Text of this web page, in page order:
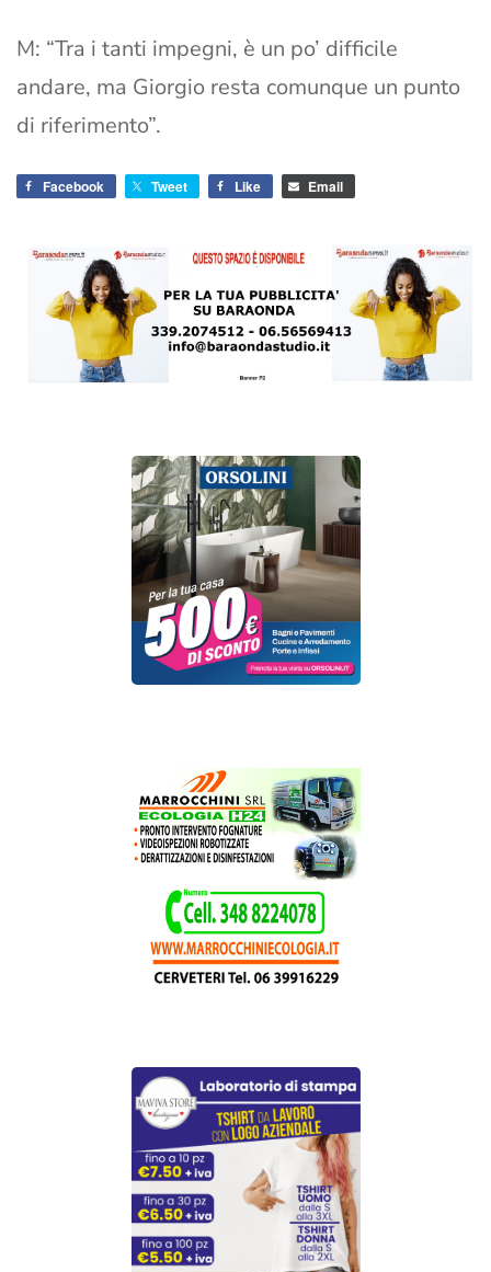
M: “Tra i tanti impegni, è un po’ difficile
andare, ma Giorgio resta comunque un punto
di riferimento”.
Facebook Tweet Like Email